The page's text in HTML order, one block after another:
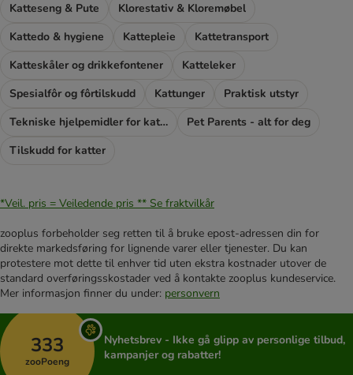
Katteseng & Pute
Klorestativ & Kloremøbel
Kattedo & hygiene
Kattepleie
Kattetransport
Katteskåler og drikkefontener
Katteleker
Spesialfôr og fôrtilskudd
Kattunger
Praktisk utstyr
Tekniske hjelpemidler for katter
Pet Parents - alt for deg
Tilskudd for katter
*Veil. pris = Veiledende pris ** Se fraktvilkår
zooplus forbeholder seg retten til å bruke epost-adressen din for
direkte markedsføring for lignende varer eller tjenester. Du kan
protestere mot dette til enhver tid uten ekstra kostnader utover de
standard overføringsskostader ved å kontakte zooplus kundeservice.
Mer informasjon finner du under: personvern
333
zooPoeng
Nyhetsbrev - Ikke gå glipp av personlige tilbud,
kampanjer og rabatter!